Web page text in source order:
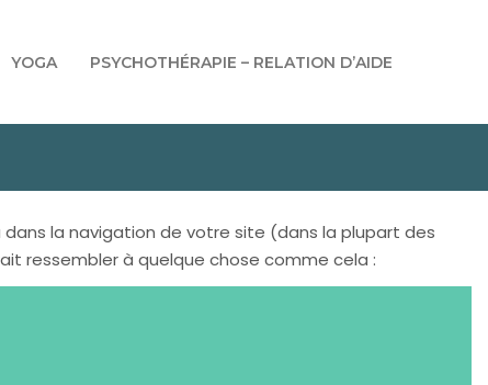
YOGA PSYCHOTHÉRAPIE – RELATION D’AIDE
la navigation de votre site (dans la plupart des
ressembler à quelque chose comme cela :